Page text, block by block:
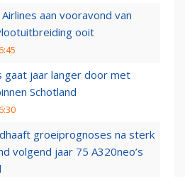
Airlines aan vooravond van
ooit
gaat jaar langer door met
Schotland
groeiprognoses na sterk
volgend jaar 75 A320neo’s